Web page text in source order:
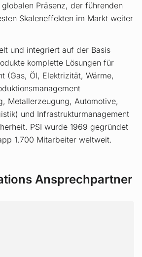
Präsenz, der führenden
Skaleneffekten im Markt weiter
und integriert auf der Basis
komplette Lösungen für
(Gas, Öl, Elektrizität, Wärme,
Metallerzeugung, Automotive,
und Infrastrukturmanagement
PSI wurde 1969 gegründet
1.700 Mitarbeiter weltweit.
Ansprechpartner